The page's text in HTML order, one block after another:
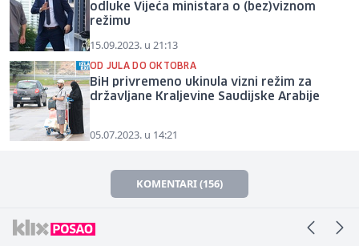
odluke Vijeća ministara o (bez)viznom
režimu
15.09.2023. u 21:13
OD JULA DO OKTOBRA
BiH privremeno ukinula vizni režim za
državljane Kraljevine Saudijske Arabije
05.07.2023. u 14:21
KOMENTARI (156)